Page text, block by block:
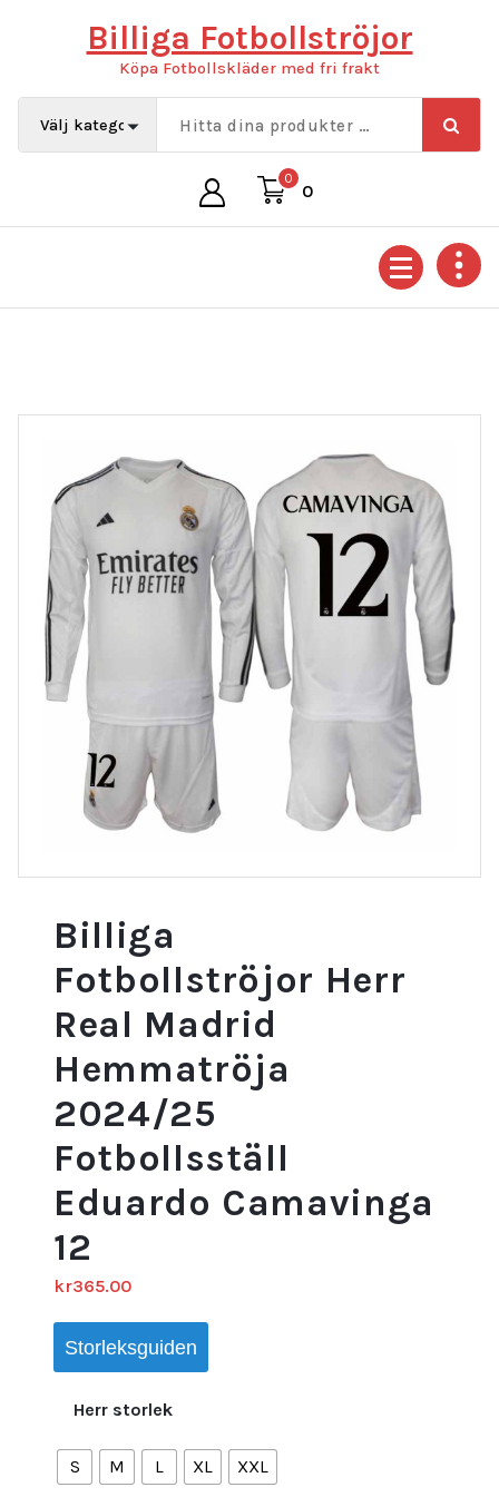
Billiga Fotbollströjor
Köpa Fotbollskläder med fri frakt
0
0
Billiga
Fotbollströjor Herr
Real Madrid
Hemmatröja
2024/25
Fotbollsställ
Eduardo Camavinga
12
kr365.00
Storleksguiden
Herr storlek
S M L XL XXL